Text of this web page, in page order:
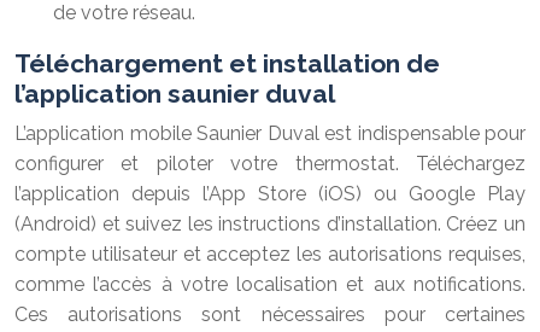
de votre réseau.
Téléchargement et installation de
l’application saunier duval
L’application mobile Saunier Duval est indispensable pour
configurer et piloter votre thermostat. Téléchargez
l’application depuis l’App Store (iOS) ou Google Play
(Android) et suivez les instructions d’installation. Créez un
compte utilisateur et acceptez les autorisations requises,
comme l’accès à votre localisation et aux notifications.
Ces autorisations sont nécessaires pour certaines